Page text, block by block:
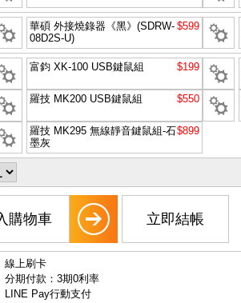
華碩 外接燒錄器《黑》(SDRW-
08D2S-U)
$599
富鈞 XK-100 USB鍵鼠組 $199
羅技 MK200 USB鍵鼠組 $550
羅技 MK295 無線靜音鍵鼠組-石
墨灰
$899
購物車 立即結帳
線上刷卡
分期付款：3期0利率
LINE Pay行動支付